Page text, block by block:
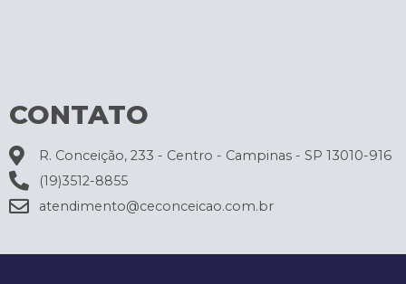
CONTATO
R. Conceição, 233 - Centro - Campinas - SP 13010-916
(19)3512-8855
atendimento@ceconceicao.com.br